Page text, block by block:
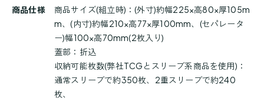
品
商品仕様
商品サイズ(組立時)：(外寸)約幅225×高80×厚105m
m、(内寸)約幅210×高77×厚100mm、(セパレータ
ー)幅100×高70mm(2枚入り)
蓋部：折込
収納可能枚数(弊社TCGとスリーブ系商品を使用)：
通常スリーブで約350枚、2重スリーブで約240
枚、